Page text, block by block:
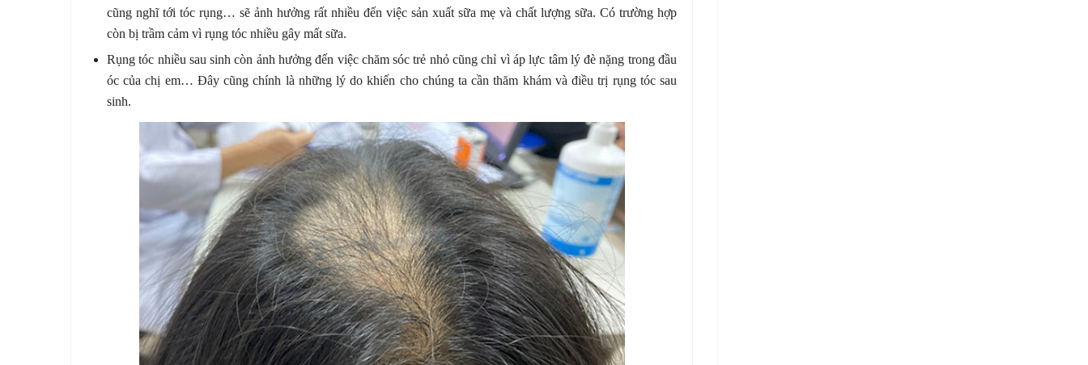
cũng nghĩ tới tóc rụng… sẽ ảnh hưởng rất nhiều đến việc sản xuất sữa mẹ và chất lượng sữa. Có trường hợp
còn bị trầm cảm vì rụng tóc nhiều gây mất sữa.
Rụng tóc nhiều sau sinh còn ảnh hưởng đến việc chăm sóc trẻ nhỏ cũng chỉ vì áp lực tâm lý đè nặng trong đầu
óc của chị em… Đây cũng chính là những lý do khiến cho chúng ta cần thăm khám và điều trị rụng tóc sau
sinh.